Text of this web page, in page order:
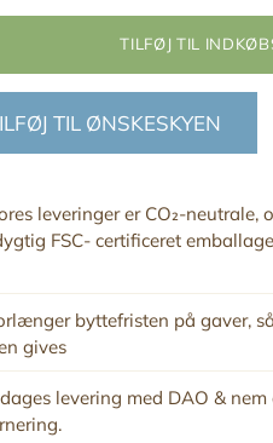
TILFØJ TIL
TIL ØNSKESKYEN
leveringer er CO₂-neutrale,
FSC- certificeret
byttefristen på gaver,
gives
levering med DAO &